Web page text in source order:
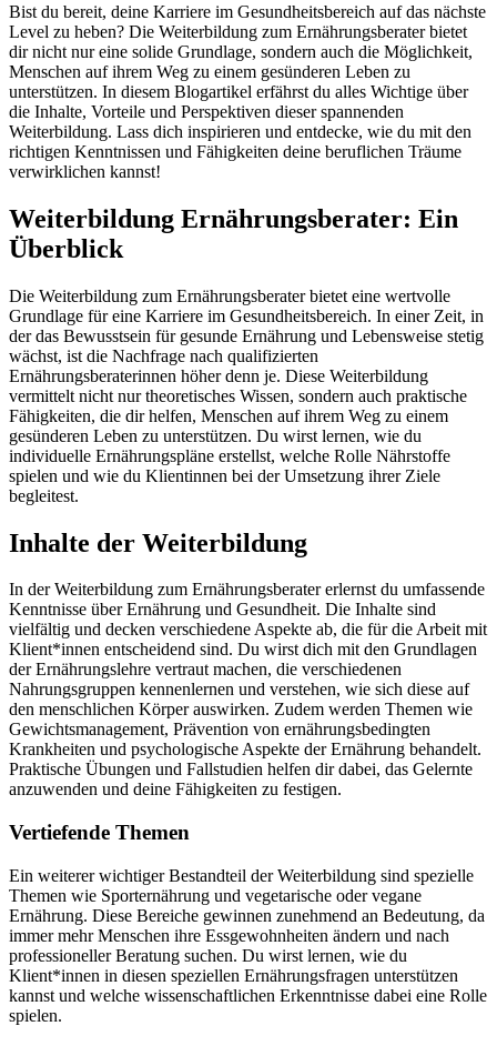
Bist du bereit, deine Karriere im Gesundheitsbereich auf das nächste
Level zu heben? Die Weiterbildung zum Ernährungsberater bietet
dir nicht nur eine solide Grundlage, sondern auch die Möglichkeit,
Menschen auf ihrem Weg zu einem gesünderen Leben zu
unterstützen. In diesem Blogartikel erfährst du alles Wichtige über
die Inhalte, Vorteile und Perspektiven dieser spannenden
Weiterbildung. Lass dich inspirieren und entdecke, wie du mit den
richtigen Kenntnissen und Fähigkeiten deine beruflichen Träume
verwirklichen kannst!
Weiterbildung Ernährungsberater: Ein
Überblick
Die Weiterbildung zum Ernährungsberater bietet eine wertvolle
Grundlage für eine Karriere im Gesundheitsbereich. In einer Zeit, in
der das Bewusstsein für gesunde Ernährung und Lebensweise stetig
wächst, ist die Nachfrage nach qualifizierten
Ernährungsberaterinnen höher denn je. Diese Weiterbildung
vermittelt nicht nur theoretisches Wissen, sondern auch praktische
Fähigkeiten, die dir helfen, Menschen auf ihrem Weg zu einem
gesünderen Leben zu unterstützen. Du wirst lernen, wie du
individuelle Ernährungspläne erstellst, welche Rolle Nährstoffe
spielen und wie du Klientinnen bei der Umsetzung ihrer Ziele
begleitest.
Inhalte der Weiterbildung
In der Weiterbildung zum Ernährungsberater erlernst du umfassende
Kenntnisse über Ernährung und Gesundheit. Die Inhalte sind
vielfältig und decken verschiedene Aspekte ab, die für die Arbeit mit
Klient*innen entscheidend sind. Du wirst dich mit den Grundlagen
der Ernährungslehre vertraut machen, die verschiedenen
Nahrungsgruppen kennenlernen und verstehen, wie sich diese auf
den menschlichen Körper auswirken. Zudem werden Themen wie
Gewichtsmanagement, Prävention von ernährungsbedingten
Krankheiten und psychologische Aspekte der Ernährung behandelt.
Praktische Übungen und Fallstudien helfen dir dabei, das Gelernte
anzuwenden und deine Fähigkeiten zu festigen.
Vertiefende Themen
Ein weiterer wichtiger Bestandteil der Weiterbildung sind spezielle
Themen wie Sporternährung und vegetarische oder vegane
Ernährung. Diese Bereiche gewinnen zunehmend an Bedeutung, da
immer mehr Menschen ihre Essgewohnheiten ändern und nach
professioneller Beratung suchen. Du wirst lernen, wie du
Klient*innen in diesen speziellen Ernährungsfragen unterstützen
kannst und welche wissenschaftlichen Erkenntnisse dabei eine Rolle
spielen.